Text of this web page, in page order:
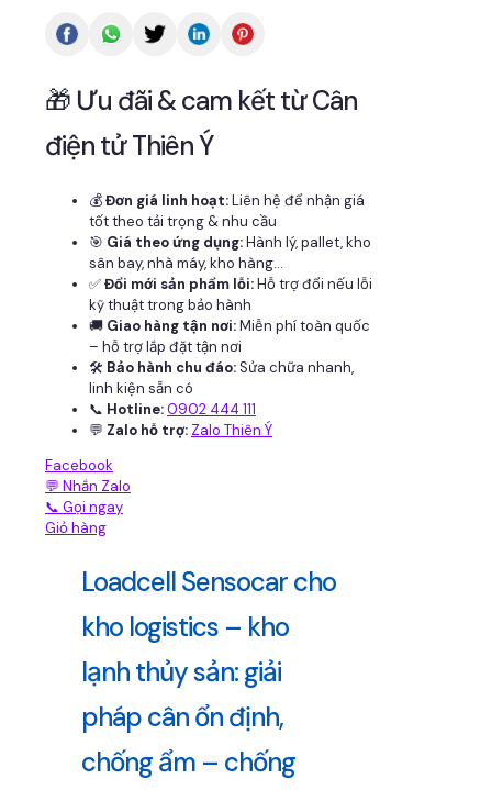
🎁 Ưu đãi & cam kết từ Cân
điện tử Thiên Ý
💰Đơn giá linh hoạt:Liên hệ để nhận giá
tốt theo tải trọng & nhu cầu
🎯 Giá theo ứng dụng:Hành lý, pallet, kho
sân bay, nhà máy, kho hàng...
✅Đổi mới sản phẩm lỗi:Hỗ trợ đổi nếu lỗi
kỹ thuật trong bảo hành
🚚 Giao hàng tận nơi:Miễn phí toàn quốc
– hỗ trợ lắp đặt tận nơi
🛠 Bảo hành chu đáo:Sửa chữa nhanh,
linh kiện sẵn có
📞 Hotline:0902 444 111
💬 Zalo hỗ trợ: Zalo Thiên Ý
Facebook
💬 Nhắn Zalo
📞 Gọi ngay
Giỏ hàng
Loadcell Sensocar cho
kho logistics – kho
lạnh thủy sản: giải
pháp cân ổn định,
chống ẩm – chống